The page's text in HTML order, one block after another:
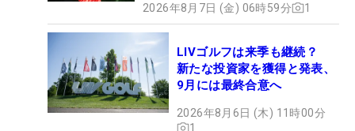
2026年8月7日 (金) 06時59分 1
LIVゴルフは来季も継続？
新たな投資家を獲得と発表、
9月には最終合意へ
2026年8月6日 (木) 11時00分
1